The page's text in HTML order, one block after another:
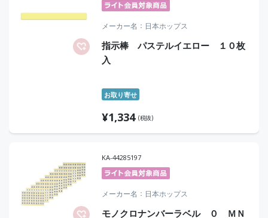
メーカー名 日本ホップス
指示棒 パステルイエロー １０枚
入
お取り寄せ
¥1,334 (税抜)
KA-44285197
メーカー名 日本ホップス
モノクロナンバーラベル ０ ＭＮ